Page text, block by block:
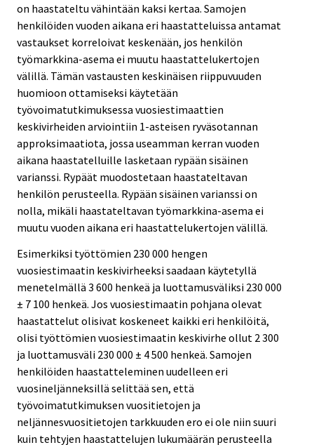
on haastateltu vähintään kaksi kertaa. Samojen
henkilöiden vuoden aikana eri haastatteluissa antamat
vastaukset korreloivat keskenään, jos henkilön
työmarkkina-asema ei muutu haastattelukertojen
välillä. Tämän vastausten keskinäisen riippuvuuden
huomioon ottamiseksi käytetään
työvoimatutkimuksessa vuosiestimaattien
keskivirheiden arviointiin 1-asteisen ryväsotannan
approksimaatiota, jossa useamman kerran vuoden
aikana haastatelluille lasketaan rypään sisäinen
varianssi. Rypäät muodostetaan haastateltavan
henkilön perusteella. Rypään sisäinen varianssi on
nolla, mikäli haastateltavan työmarkkina-asema ei
muutu vuoden aikana eri haastattelukertojen välillä.
Esimerkiksi työttömien 230 000 hengen
vuosiestimaatin keskivirheeksi saadaan käytetyllä
menetelmällä 3 600 henkeä ja luottamusväliksi 230 000
± 7 100 henkeä. Jos vuosiestimaatin pohjana olevat
haastattelut olisivat koskeneet kaikki eri henkilöitä,
olisi työttömien vuosiestimaatin keskivirhe ollut 2 300
ja luottamusväli 230 000 ± 4 500 henkeä. Samojen
henkilöiden haastatteleminen uudelleen eri
vuosineljänneksillä selittää sen, että
työvoimatutkimuksen vuositietojen ja
neljännesvuositietojen tarkkuuden ero ei ole niin suuri
kuin tehtyjen haastattelujen lukumäärän perusteella